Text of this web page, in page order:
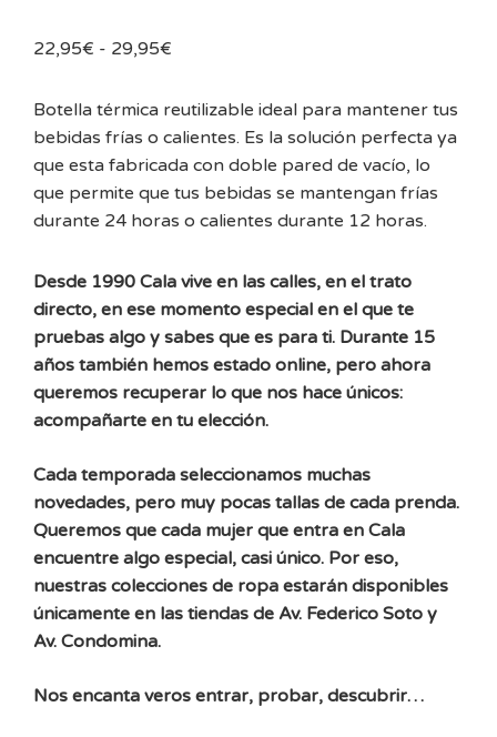
22,95€ - 29,95€
precios:
desde
22,95€
hasta
29,95€
Botella térmica reutilizable ideal para mantener tus
bebidas frías o calientes. Es la solución perfecta ya
que esta fabricada con doble pared de vacío, lo
que permite que tus bebidas se mantengan frías
durante 24 horas o calientes durante 12 horas.
Desde 1990 Cala vive en las calles, en el trato
directo, en ese momento especial en el que te
pruebas algo y sabes que es para ti. Durante 15
años también hemos estado online, pero ahora
queremos recuperar lo que nos hace únicos:
acompañarte en tu elección.
Cada temporada seleccionamos muchas
novedades, pero muy pocas tallas de cada prenda.
Queremos que cada mujer que entra en Cala
encuentre algo especial, casi único. Por eso,
nuestras colecciones de ropa estarán disponibles
únicamente en las tiendas de Av. Federico Soto y
Av. Condomina.
Nos encanta veros entrar, probar, descubrir…